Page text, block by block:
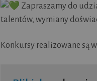
Zapraszamy do
talentów, wymiany
Konkursy realizowane są